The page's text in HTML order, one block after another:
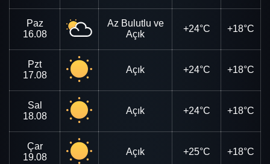
Paz
16.08
Az Bulutlu ve
Açık
+24°C +18°C
Pzt
17.08
Açık +24°C +18°C
Sal
18.08
Açık +24°C +18°C
Çar
19.08
Açık +25°C +18°C